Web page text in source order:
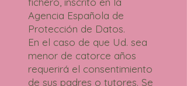
Agencia Española de
Protección de Datos.
En el caso de que Ud. sea
menor de catorce años
requerirá el consentimiento
de sus padres o tutores. Se